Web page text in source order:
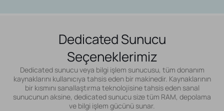
Dedicated Sunucu
Seçeneklerimiz
Dedicated sunucu veya bilgi işlem sunucusu, tüm donanım
kaynaklarını kullanıcıya tahsis eden bir makinedir. Kaynaklarının
bir kısmını sanallaştırma teknolojisine tahsis eden sanal
sunucunun aksine, dedicated sunucu size tüm RAM, depolama
ve bilgi işlem gücünü sunar.